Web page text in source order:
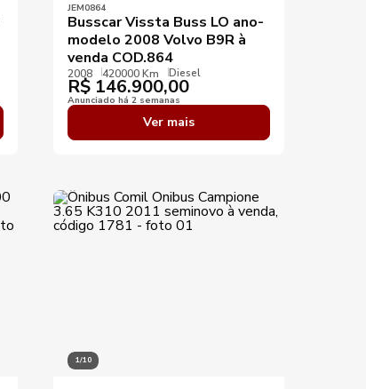
JEM0864
Busscar Vissta Buss LO ano-
modelo 2008 Volvo B9R à
venda COD.864
2008 420000 Km Diesel
R$ 146.900,00
Anunciado há 2 semanas
Ver mais
1/10